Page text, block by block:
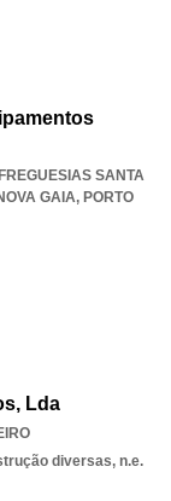
SANTA
GAIA, PORTO
Lda
diversas, n.e.